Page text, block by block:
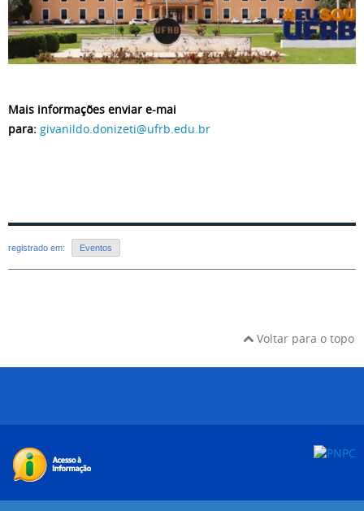
Mais informações enviar e-mai
para: givanildo.donizeti@ufrb.edu.br
registrado em: Eventos
Voltar para o topo